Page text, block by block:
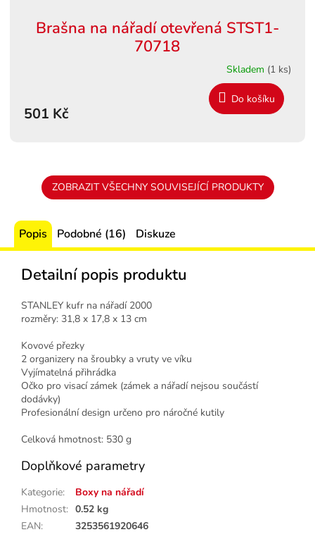
Brašna na nářadí otevřená STST1-
70718
Skladem (1 ks)
501 Kč
Do košíku
ZOBRAZIT VŠECHNY SOUVISEJÍCÍ PRODUKTY
Popis Podobné (16) Diskuze
Detailní popis produktu
STANLEY kufr na nářadí 2000
rozměry: 31,8 x 17,8 x 13 cm
Kovové přezky
2 organizery na šroubky a vruty ve víku
Vyjímatelná přihrádka
Očko pro visací zámek (zámek a nářadí nejsou součástí
dodávky)
Profesionální design určeno pro náročné kutily
Celková hmotnost: 530 g
Doplňkové parametry
Kategorie:
Boxy na nářadí
Hmotnost: 0.52 kg
EAN: 3253561920646